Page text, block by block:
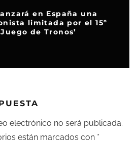
Orchestra presenta
un homenaje a las bandas
deanimación
electrónico no será publicada.
están marcados con *